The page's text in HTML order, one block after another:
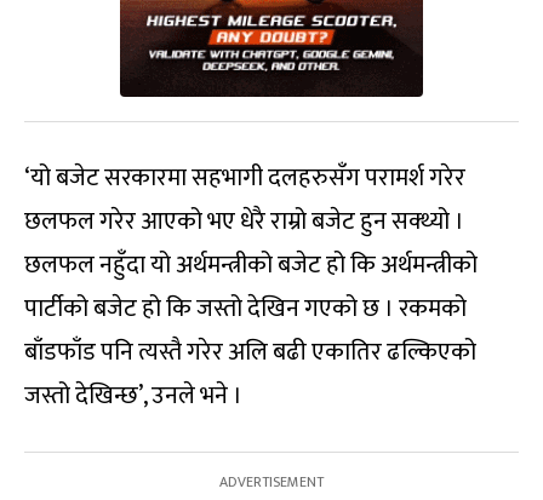
‘यो बजेट सरकारमा सहभागी दलहरुसँग परामर्श गरेर
छलफल गरेर आएको भए धेरै राम्रो बजेट हुन सक्थ्यो ।
छलफल नहुँदा यो अर्थमन्त्रीको बजेट हो कि अर्थमन्त्रीको
पार्टीको बजेट हो कि जस्तो देखिन गएको छ । रकमको
बाँडफाँड पनि त्यस्तै गरेर अलि बढी एकातिर ढल्किएको
जस्तो देखिन्छ’, उनले भने ।